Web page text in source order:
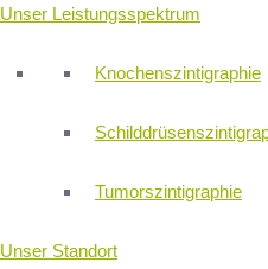
Unser Leistungsspektrum
Knochenszintigraphie
Tumorszintigraphie
Unser Standort